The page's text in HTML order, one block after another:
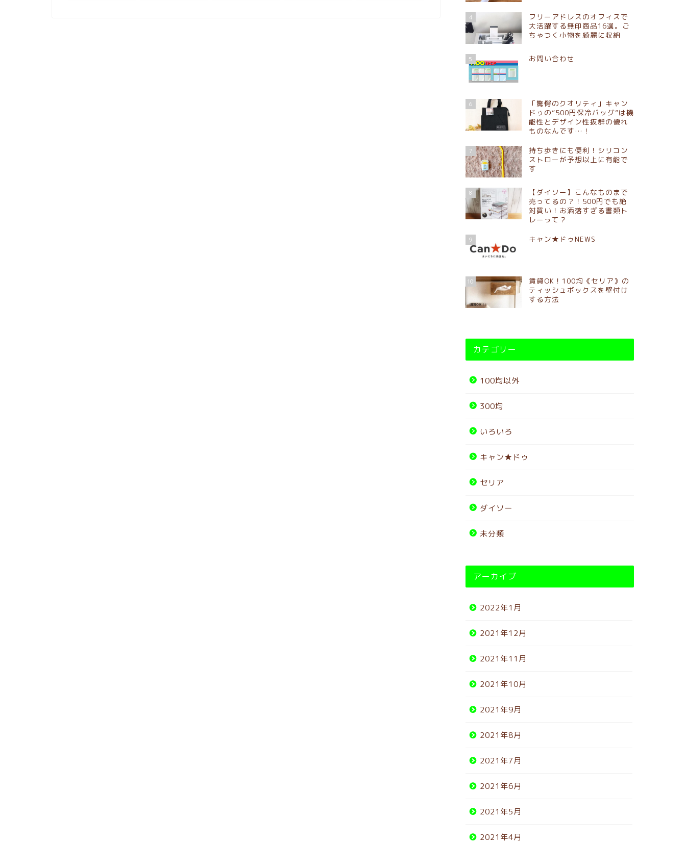
4
フリーアドレスのオフィスで
大活躍する無印商品16選。ご
ちゃつく小物を綺麗に収納
5 お問い合わせ
6
「驚愕のクオリティ」キャン
ドゥの”500円保冷バッグ”は機
能性とデザイン性抜群の優れ
ものなんです…！
7
持ち歩きにも便利！シリコン
ストローが予想以上に有能で
す
8
【ダイソー】こんなものまで
売ってるの？！500円でも絶
対買い！お洒落すぎる書類ト
レーって？
9 キャン★ドゥNEWS
10
賃貸OK！100均《セリア》の
ティッシュボックスを壁付け
する方法
カテゴリー
100均以外
300均
いろいろ
キャン★ドゥ
セリア
ダイソー
未分類
アーカイブ
2022年1月
2021年12月
2021年11月
2021年10月
2021年9月
2021年8月
2021年7月
2021年6月
2021年5月
2021年4月